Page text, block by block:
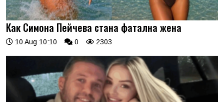
Как Симона Пейчева стана фатална жена
10 Aug 10:10 0 2303